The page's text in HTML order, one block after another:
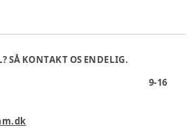
SÅ KONTAKT OS ENDELIG.
9-16